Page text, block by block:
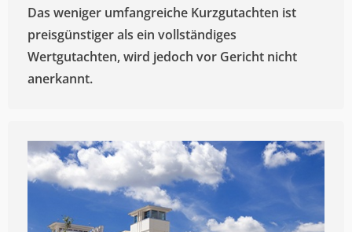
Das weniger umfangreiche Kurzgutachten ist
preisgünstiger als ein vollständiges
Wertgutachten, wird jedoch vor Gericht nicht
anerkannt.